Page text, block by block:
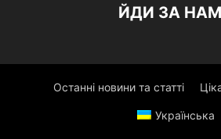
ЙДИ ЗА
Останні новини та статті
Українська